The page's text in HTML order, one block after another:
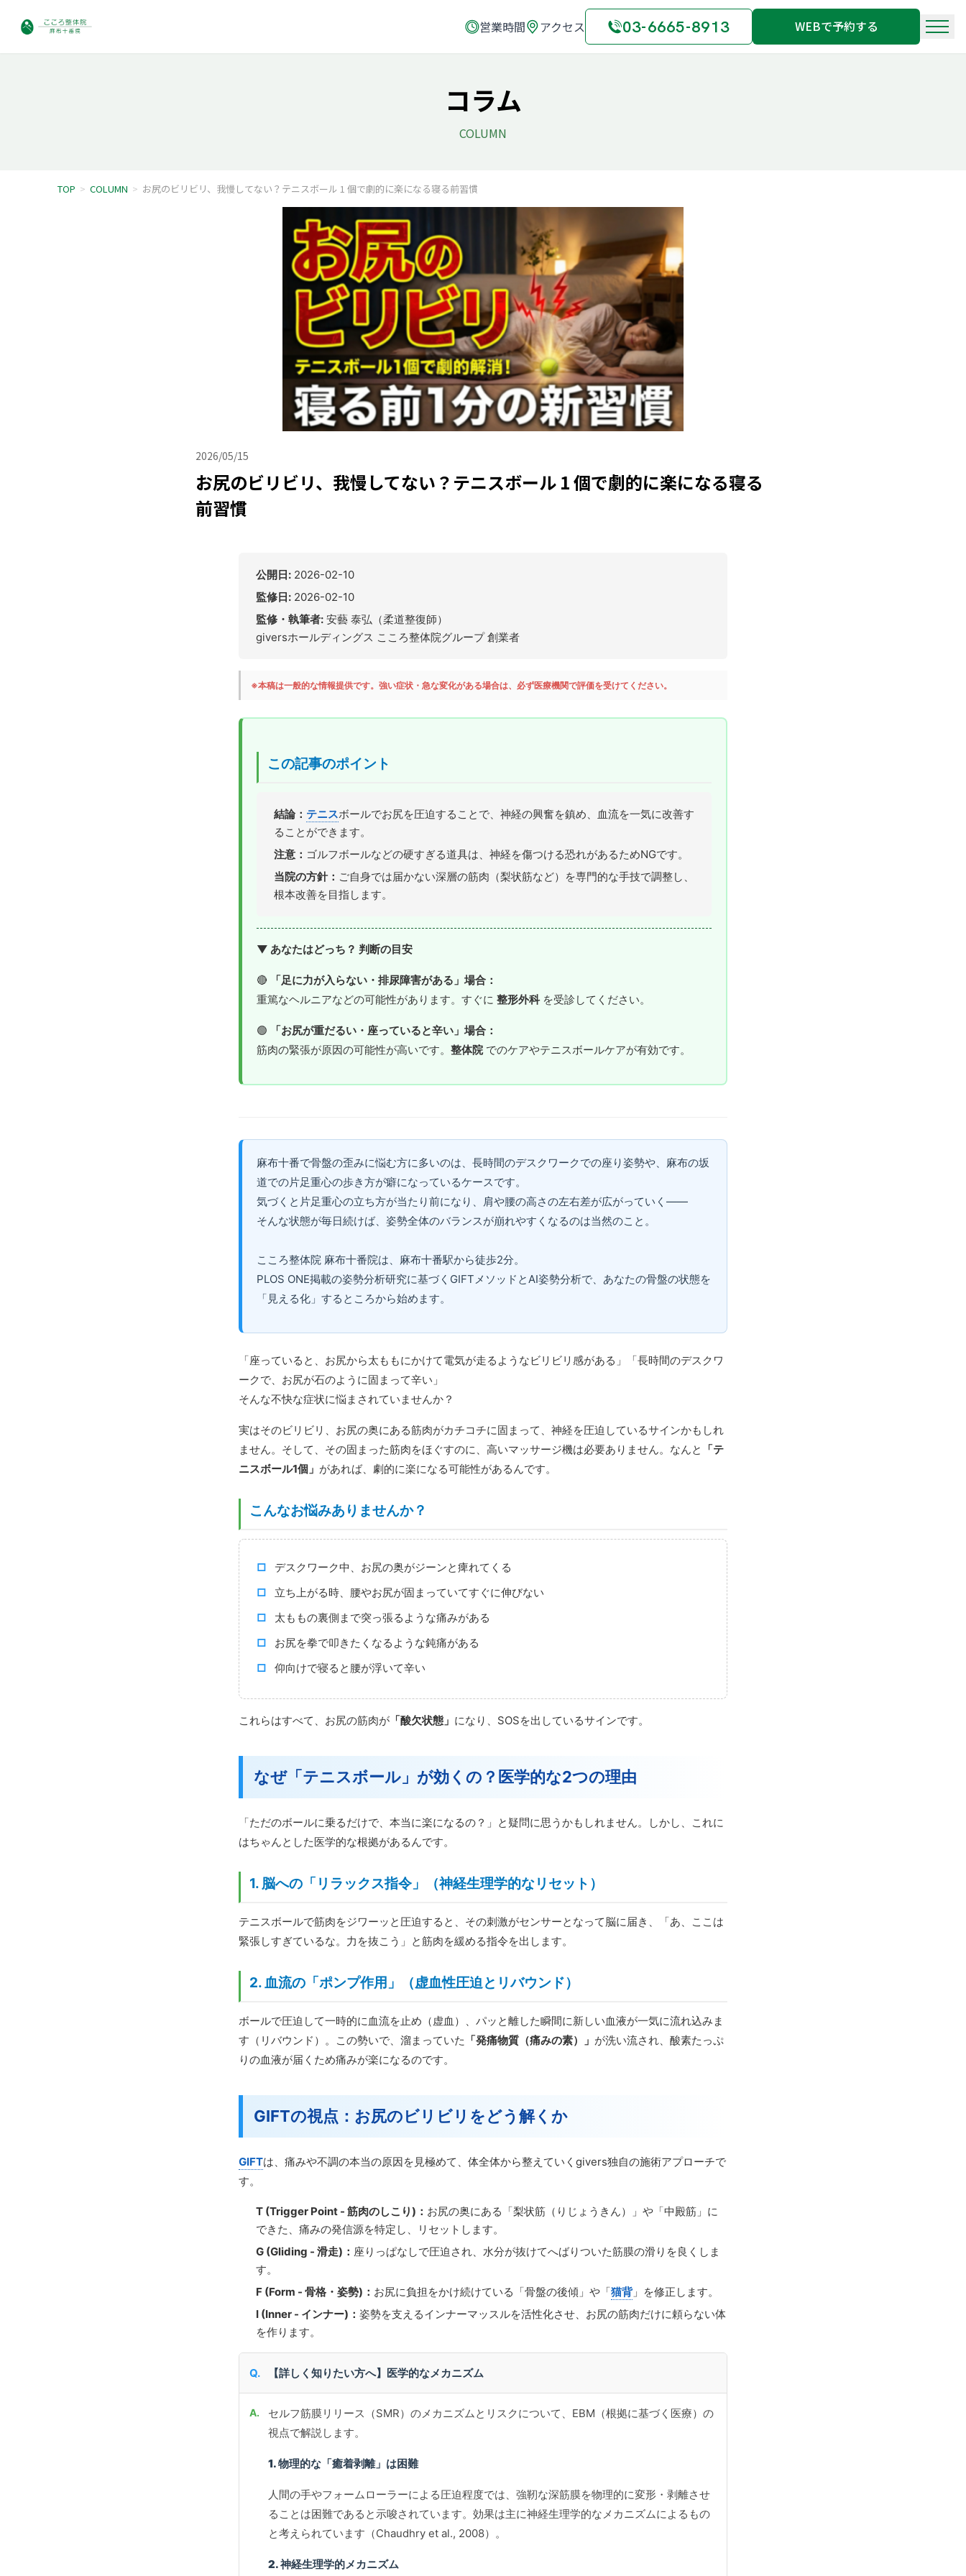
営業時間 アクセス 03-6665-8913 WEBで予約する
コラム
COLUMN
TOP > COLUMN > お尻のビリビリ、我慢してない？テニスボール 1 個で劇的に楽になる寝る前習慣
2026/05/15
お尻のビリビリ、我慢してない？テニスボール 1 個で劇的に楽になる寝る
前習慣
公開日: 2026-02-10
監修日: 2026-02-10
監修・執筆者: 安藝 泰弘（柔道整復師）
giversホールディングス こころ整体院グループ 創業者
※本稿は一般的な情報提供です。強い症状・急な変化がある場合は、必ず医療機関で評価を受けてください。
この記事のポイント
結論： テニスボールでお尻を圧迫することで、神経の興奮を鎮め、血流を一気に改善す
ることができます。
注意： ゴルフボールなどの硬すぎる道具は、神経を傷つける恐れがあるためNGです。
当院の方針： ご自身では届かない深層の筋肉（梨状筋など）を専門的な手技で調整し、
根本改善を目指します。
▼ あなたはどっち？ 判断の目安
🔴
「足に力が入らない・排尿障害がある」場合：
重篤なヘルニアなどの可能性があります。すぐに 整形外科を受診してください。
🟢
「お尻が重だるい・座っていると辛い」場合：
筋肉の緊張が原因の可能性が高いです。 整体院でのケアやテニスボールケアが有効です。
麻布十番で骨盤の歪みに悩む方に多いのは、長時間のデスクワークでの座り姿勢や、麻布の坂
道での片足重心の歩き方が癖になっているケースです。
気づくと片足重心の立ち方が当たり前になり、肩や腰の高さの左右差が広がっていく——
そんな状態が毎日続けば、姿勢全体のバランスが崩れやすくなるのは当然のこと。
こころ整体院 麻布十番院は、麻布十番駅から徒歩2分。
PLOS ONE掲載の姿勢分析研究に基づくGIFTメソッドとAI姿勢分析で、あなたの骨盤の状態を
「見える化」するところから始めます。
「座っていると、お尻から太ももにかけて電気が走るようなビリビリ感がある」「長時間のデスクワ
ークで、お尻が石のように固まって辛い」
そんな不快な症状に悩まされていませんか？
実はそのビリビリ、お尻の奥にある筋肉がカチコチに固まって、神経を圧迫しているサインかもしれ
ません。そして、その固まった筋肉をほぐすのに、高いマッサージ機は必要ありません。なんと
「テ
ニスボール1個」 があれば、劇的に楽になる可能性があるんです。
こんなお悩みありませんか？
デスクワーク中、お尻の奥がジーンと痺れてくる
立ち上がる時、腰やお尻が固まっていてすぐに伸びない
太ももの裏側まで突っ張るような痛みがある
お尻を拳で叩きたくなるような鈍痛がある
仰向けで寝ると腰が浮いて辛い
これらはすべて、お尻の筋肉が 「酸欠状態」 になり、SOSを出しているサインです。
なぜ「テニスボール」が効くの？医学的な2つの理由
「ただのボールに乗るだけで、本当に楽になるの？」と疑問に思うかもしれません。しかし、これに
はちゃんとした医学的な根拠があるんです。
1. 脳への「リラックス指令」（神経生理学的なリセット）
テニスボールで筋肉をジワーッと圧迫すると、その刺激がセンサーとなって脳に届き、「あ、ここは
緊張しすぎているな。力を抜こう」と筋肉を緩める指令を出します。
2. 血流の「ポンプ作用」（虚血性圧迫とリバウンド）
ボールで圧迫して一時的に血流を止め（虚血）、パッと離した瞬間に新しい血液が一気に流れ込みま
す（リバウンド）。この勢いで、溜まっていた 「発痛物質（痛みの素）」 が洗い流され、酸素たっぷ
りの血液が届くため痛みが楽になるのです。
GIFTの視点：お尻のビリビリをどう解くか
GIFTは、痛みや不調の本当の原因を見極めて、体全体から整えていくgivers独自の施術アプローチで
す。
T (Trigger Point - 筋肉のしこり)： お尻の奥にある「梨状筋（りじょうきん）」や「中殿筋」に
できた、痛みの発信源を特定し、リセットします。
G (Gliding - 滑走)： 座りっぱなしで圧迫され、水分が抜けてへばりついた筋膜の滑りを良くしま
す。
F (Form - 骨格・姿勢)： お尻に負担をかけ続けている「骨盤の後傾」や「猫背」を修正します。
I (Inner - インナー)： 姿勢を支えるインナーマッスルを活性化させ、お尻の筋肉だけに頼らない体
を作ります。
【詳しく知りたい方へ】医学的なメカニズム
セルフ筋膜リリース（SMR）のメカニズムとリスクについて、EBM（根拠に基づく医療）の
視点で解説します。
1. 物理的な「癒着剥離」は困難
人間の手やフォームローラーによる圧迫程度では、強靭な深筋膜を物理的に変形・剥離させ
ることは困難であると示唆されています。効果は主に神経生理学的なメカニズムによるもの
と考えられています（Chaudhry et al., 2008）。
2. 神経生理学的メカニズム